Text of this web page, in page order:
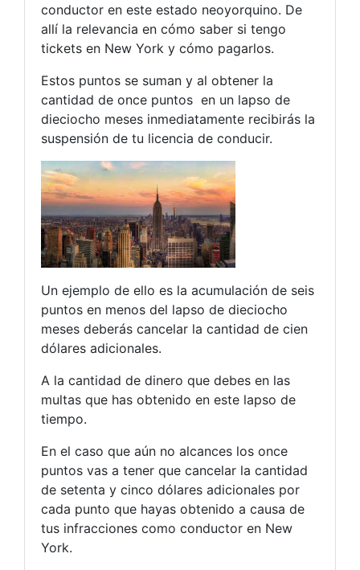
conductor en este estado neoyorquino. De
allí la relevancia en cómo saber si tengo
tickets en New York y cómo pagarlos.
Estos puntos se suman y al obtener la
cantidad de once puntos en un lapso de
dieciocho meses inmediatamente recibirás la
suspensión de tu licencia de conducir.
Un ejemplo de ello es la acumulación de seis
puntos en menos del lapso de dieciocho
meses deberás cancelar la cantidad de cien
dólares adicionales.
A la cantidad de dinero que debes en las
multas que has obtenido en este lapso de
tiempo.
En el caso que aún no alcances los once
puntos vas a tener que cancelar la cantidad
de setenta y cinco dólares adicionales por
cada punto que hayas obtenido a causa de
tus infracciones como conductor en New
York.